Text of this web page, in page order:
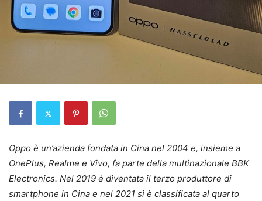
Oppo è un’azienda fondata in Cina nel 2004 e, insieme a
OnePlus, Realme e Vivo, fa parte della multinazionale BBK
Electronics. Nel 2019 è diventata il terzo produttore di
smartphone in Cina e nel 2021 si è classificata al quarto